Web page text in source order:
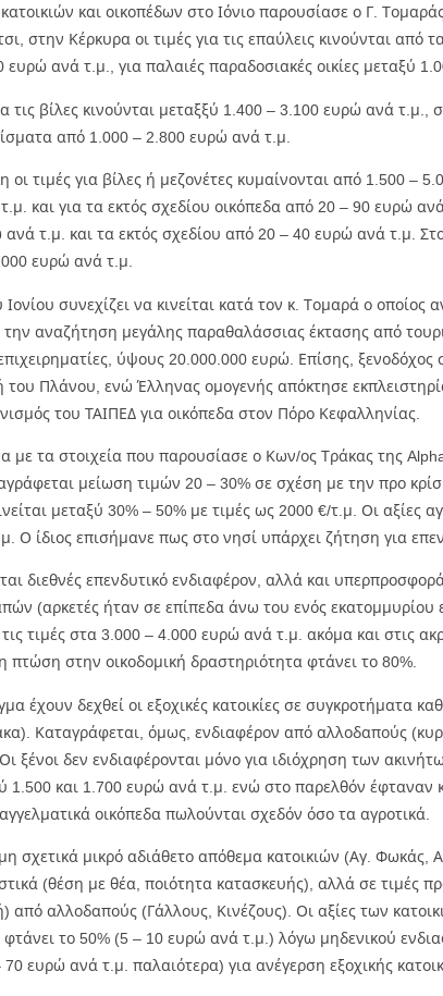
και οικοπέδων στο Ιόνιο παρουσίασε ο Γ.
στην Κέρκυρα οι τιμές για τις επαύλεις κινούνται
ανά τ.μ., για παλαιές παραδοσιακές οικίες μεταξύ
τις βίλες κινούνται μεταξξύ 1.400 – 3.100 ευρώ ανά
από 1.000 – 2.800 ευρώ ανά τ.μ.
οι τιμές για βίλες ή μεζονέτες κυμαίνονται από 1.500
και για τα εκτός σχεδίου οικόπεδα από 20 – 90 ευρώ
τ.μ. και τα εκτός σχεδίου από 20 – 40 ευρώ ανά τ.μ.
ευρώ ανά τ.μ.
Ιονίου συνεχίζει να κινείται κατά τον κ. Τομαρά ο
αναζήτηση μεγάλης παραθαλάσσιας έκτασης από
ύψους 20.000.000 ευρώ. Επίσης,
του Πλάνου, ενώ Έλληνας ομογενής απόκτησε
του ΤΑΙΠΕΔ για οικόπεδα στον Πόρο Κεφαλληνίας.
με τα στοιχεία που παρουσίασε ο Κων/ος Τράκας της
μείωση τιμών 20 – 30% σε σχέση με την προ
μεταξύ 30% – 50% με τιμές ως 2000 €/τ.μ. Οι
Ο ίδιος επισήμανε πως στο νησί υπάρχει ζήτηση για
διεθνές επενδυτικό ενδιαφέρον, αλλά και
(αρκετές ήταν σε επίπεδα άνω του ενός
τιμές στα 3.000 – 4.000 ευρώ ανά τ.μ. ακόμα και στις
πτώση στην οικοδομική δραστηριότητα φτάνει το 80%.
έχουν δεχθεί οι εξοχικές κατοικίες σε συγκροτήματα
Καταγράφεται, όμως, ενδιαφέρον από αλλοδαπούς
ξένοι δεν ενδιαφέρονται μόνο για ιδιόχρηση των
1.500 και 1.700 ευρώ ανά τ.μ. ενώ στο παρελθόν
οικόπεδα πωλούνται σχεδόν όσο τα αγροτικά.
σχετικά μικρό αδιάθετο απόθεμα κατοικιών (Αγ. Φωκάς,
(θέση με θέα, ποιότητα κατασκευής), αλλά σε τιμές
από αλλοδαπούς (Γάλλους, Κινέζους). Οι αξίες των
το 50% (5 – 10 ευρώ ανά τ.μ.) λόγω μηδενικού
ευρώ ανά τ.μ. παλαιότερα) για ανέγερση εξοχικής